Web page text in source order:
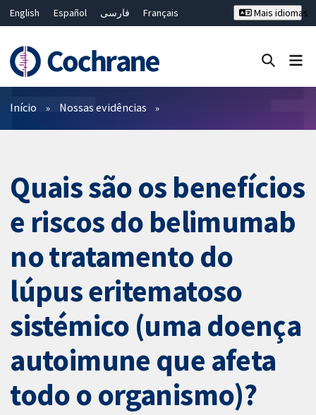
English Español فارسی
Français
Bahasa Malaysia
ไทย 繁體中文
Mais idiomas
Filtros
Início Nossas evidências
Quais são os benefícios
e riscos do belimumab
no tratamento do
lúpus eritematoso
sistémico (uma doença
autoimune que afeta
todo o organismo)?